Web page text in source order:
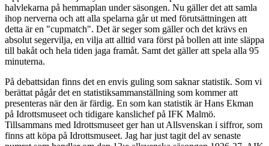
halvlekarna på hemmaplan under säsongen. Nu gäller det att samla
ihop nerverna och att alla spelarna går ut med förutsättningen att
detta är en "cupmatch". Det är seger som gäller och det krävs en
absolut segervilja, en vilja att alltid vara först på bollen att inte släppa
till bakåt och hela tiden jaga framåt. Samt det gäller att spela alla 95
minuterna.
På debattsidan finns det en envis guling som saknar statistik. Som vi
berättat pågår det en statistiksammanställning som kommer att
presenteras när den är färdig. En som kan statistik är Hans Ekman
på Idrottsmuseet och tidigare kanslichef på IFK Malmö.
Tillsammans med Idrottsmuseet ger han ut Allsvenskan i siffror, som
finns att köpa på Idrottsmuseet. Jag har just tagit del av senaste